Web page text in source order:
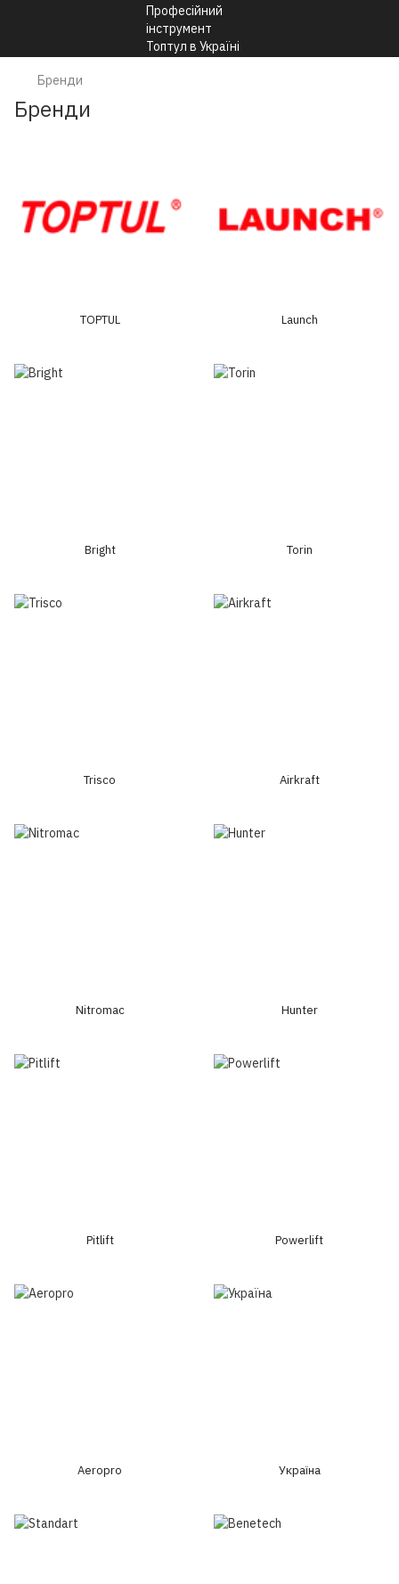
Бренди
Бренди
TOPTUL Launch
Bright Torin
Trisco Airkraft
Nitromac Hunter
Pitlift Powerlift
Aeropro Україна